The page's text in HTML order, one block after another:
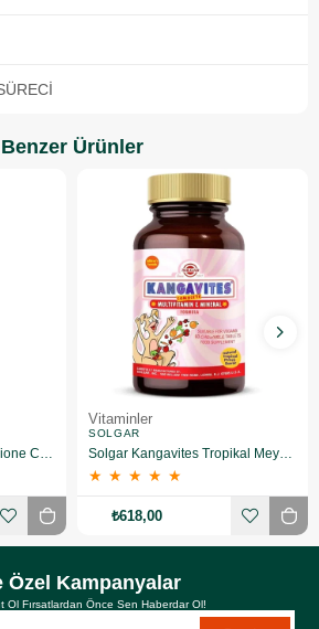
Benzer Ürünler
Voonka Vitamin C Glutathione Complex Efervesan 15 Tablet
Vitaminler
SOLGAR
Solgar Kangavites Tropikal Meyve Aromalı 60 Tablet
★ ★ ★ ★ ★
₺618,00
Özel Kampanyalar
Ol Fırsatlardan Önce Sen Haberdar Ol!